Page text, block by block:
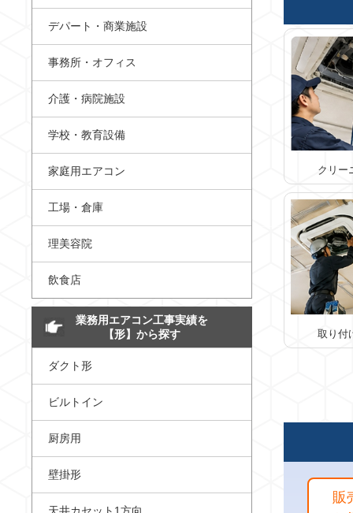
クリー
取り付
販
デパート・商業施設
事務所・オフィス
介護・病院施設
学校・教育設備
家庭用エアコン
工場・倉庫
理美容院
飲食店
業務用エアコン工事実績を
【形】から探す
ダクト形
ビルトイン
厨房用
壁掛形